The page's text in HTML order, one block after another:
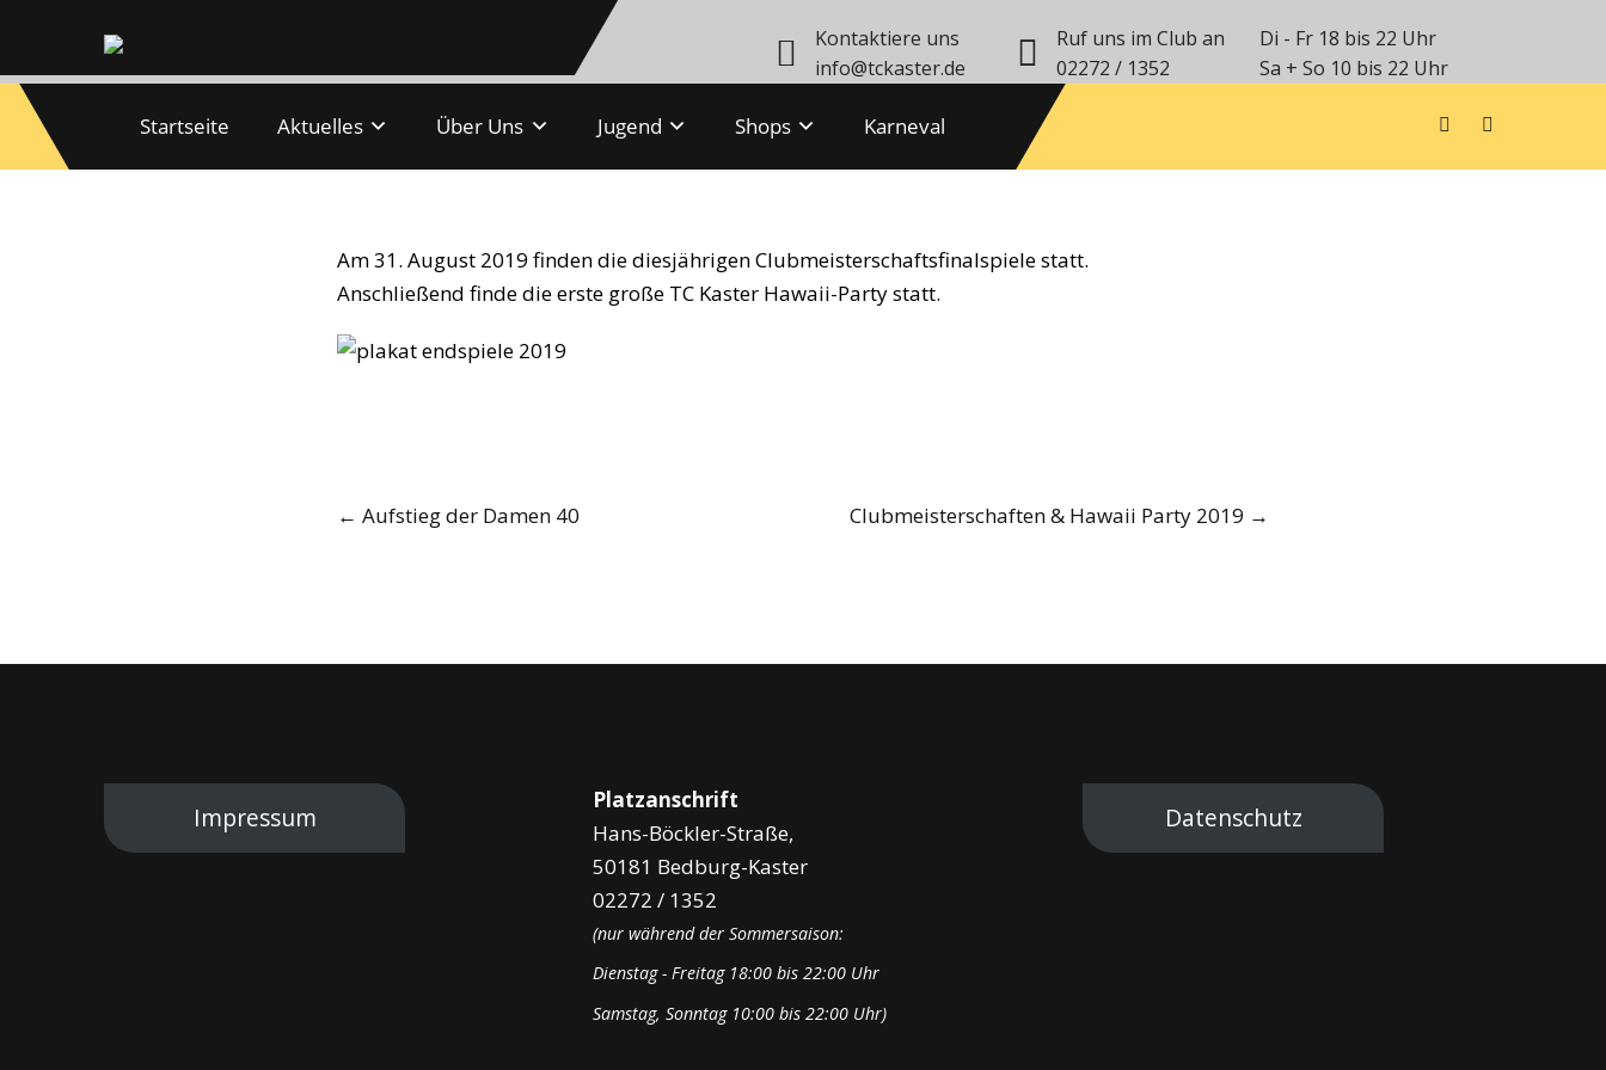
Kontaktiere uns
info@tckaster.de
Ruf uns im Club an
02272 / 1352
Di - Fr 18 bis 22 Uhr
Sa + So 10 bis 22 Uhr
Startseite Aktuelles Über Uns Jugend Shops Karneval
Am 31. August 2019 finden die diesjährigen Clubmeisterschaftsfinalspiele statt.
Anschließend finde die erste große TC Kaster Hawaii-Party statt.
Post
navigation
← Aufstieg der Damen 40 Clubmeisterschaften & Hawaii Party 2019 →
Impressum
Platzanschrift
Hans-Böckler-Straße,
50181 Bedburg-Kaster
02272 / 1352
(nur während der Sommersaison:
Dienstag - Freitag 18:00 bis 22:00 Uhr
Samstag, Sonntag 10:00 bis 22:00 Uhr)
Datenschutz